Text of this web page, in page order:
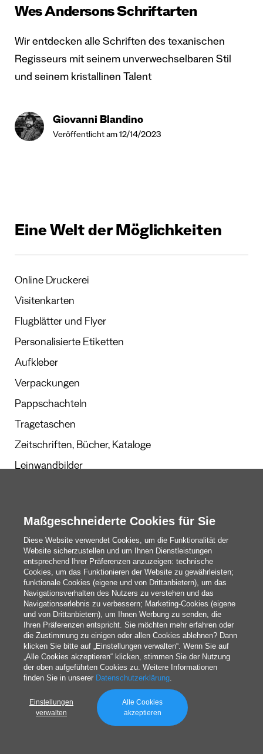
Wes Andersons Schriftarten
Wir entdecken alle Schriften des texanischen
Regisseurs mit seinem unverwechselbaren Stil
und seinem kristallinen Talent
Giovanni Blandino
Veröffentlicht am 12/14/2023
Eine Welt der Möglichkeiten
Online Druckerei
Visitenkarten
Flugblätter und Flyer
Personalisierte Etiketten
Aufkleber
Verpackungen
Pappschachteln
Tragetaschen
Zeitschriften, Bücher, Kataloge
Leinwandbilder
Redaktion
Das Sind Wir
blog@pixartprinting.com
Privacy policy
Maßgeschneiderte Cookies für Sie
Diese Website verwendet Cookies, um die Funktionalität der
Website sicherzustellen und um Ihnen Dienstleistungen
entsprechend Ihrer Präferenzen anzuzeigen: technische
Cookies, um das Funktionieren der Website zu gewährleisten;
funktionale Cookies (eigene und von Drittanbietern), um das
Navigationsverhalten des Nutzers zu verstehen und das
Navigationserlebnis zu verbessern; Marketing-Cookies (eigene
und von Drittanbietern), um Ihnen Werbung zu senden, die
Ihren Präferenzen entspricht. Sie möchten mehr erfahren oder
die Zustimmung zu einigen oder allen Cookies ablehnen? Dann
klicken Sie bitte auf „Einstellungen verwalten“. Wenn Sie auf
„Alle Cookies akzeptieren“ klicken, stimmen Sie der Nutzung
der oben aufgeführten Cookies zu. Weitere Informationen
finden Sie in unserer Datenschutzerklärung.
Einstellungen
verwalten
Alle Cookies
akzeptieren